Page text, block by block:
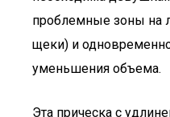
проблемные зоны на
щеки) и
уменьшения объема.
Эта прическа с